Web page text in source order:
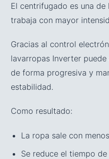
El centrifugado es una
trabaja con mayor
Gracias al control
lavarropas Inverter
de forma progresiva y
estabilidad.
Como resultado:
La ropa sale con
Se reduce el tiempo de